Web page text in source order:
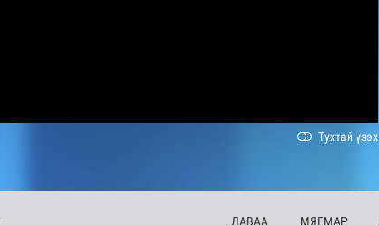
Тухтай үзэх
ДАВАА МЯГМАР